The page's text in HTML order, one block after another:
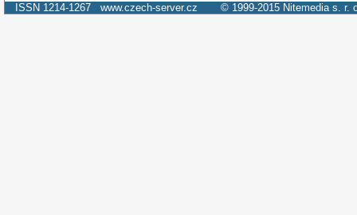
ISSN 1214-1267 www.czech-server.cz © 1999-2015 Nitemedia s. r.